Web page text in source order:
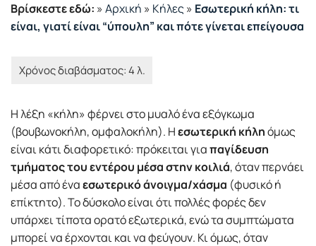
Βρίσκεστε εδώ: » Αρχική » Κήλες» Εσωτερική κήλη: τι
είναι, γιατί είναι “ύπουλη” και πότε γίνεται επείγουσα
Η λέξη «κήλη» φέρνει στο μυαλό ένα εξόγκωμα
(βουβωνοκήλη, ομφαλοκήλη). Ηεσωτερική κήληόμως
είναι κάτι διαφορετικό: πρόκειται γιαπαγίδευση
τμήματος του εντέρου μέσα στην κοιλιά, όταν περνάει
μέσα από έναεσωτερικό άνοιγμα/χάσμα (φυσικό ή
επίκτητο). Το δύσκολο είναι ότι πολλές φορές δεν
υπάρχει τίποτα ορατό εξωτερικά, ενώ τα συμπτώματα
μπορεί να έρχονται και να φεύγουν. Κι όμως, όταν